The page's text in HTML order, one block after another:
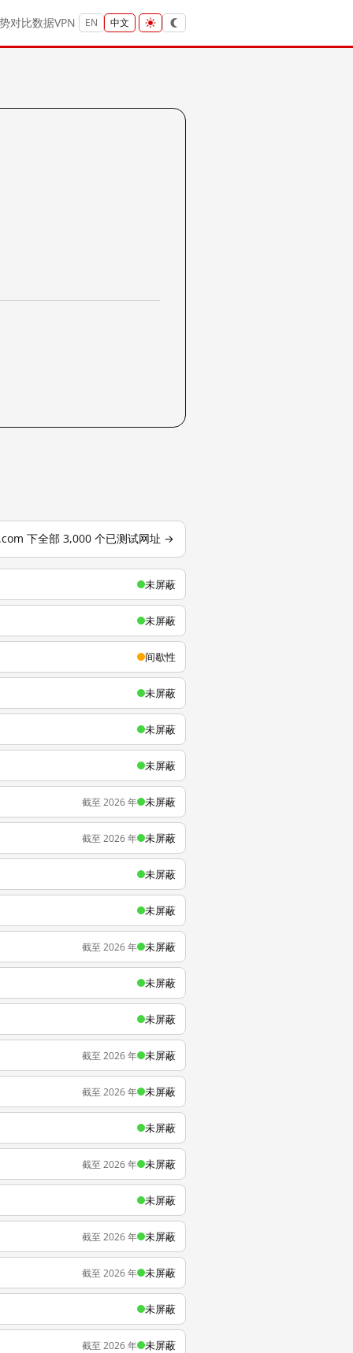
对比数据VPN EN 中文
下全部 3,000 个已测试网址 →
未屏蔽
未屏蔽
间歇性
未屏蔽
未屏蔽
未屏蔽
截至 2026 年 未屏蔽
截至 2026 年 未屏蔽
未屏蔽
未屏蔽
截至 2026 年 未屏蔽
未屏蔽
未屏蔽
截至 2026 年 未屏蔽
截至 2026 年 未屏蔽
未屏蔽
截至 2026 年 未屏蔽
未屏蔽
截至 2026 年 未屏蔽
截至 2026 年 未屏蔽
未屏蔽
截至 2026 年 未屏蔽